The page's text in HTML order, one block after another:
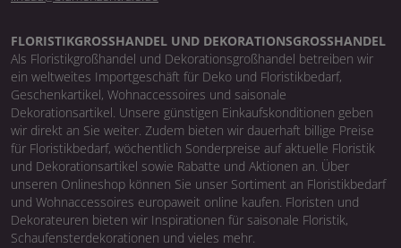
FLORISTIKGROSSHANDEL UND DEKORATIONSGROSSHANDEL
Als Floristikgroßhandel und Dekorationsgroßhandel betreiben wir
ein weltweites Importgeschäft für Deko und Floristikbedarf,
Geschenkartikel, Wohnaccessoires und saisonale
Dekorationsartikel. Unsere günstigen Einkaufskonditionen geben
wir direkt an Sie weiter. Zudem bieten wir dauerhaft billige Preise
für Floristikbedarf, wöchentlich Sonderpreise auf aktuelle Floristik
und Dekorationsartikel sowie Rabatte und Aktionen an. Über
unseren Onlineshop können Sie unser Sortiment an Floristikbedarf
und Wohnaccessoires europaweit online kaufen. Floristen und
Dekorateuren bieten wir Inspirationen für saisonale Floristik,
Schaufensterdekorationen und vieles mehr.